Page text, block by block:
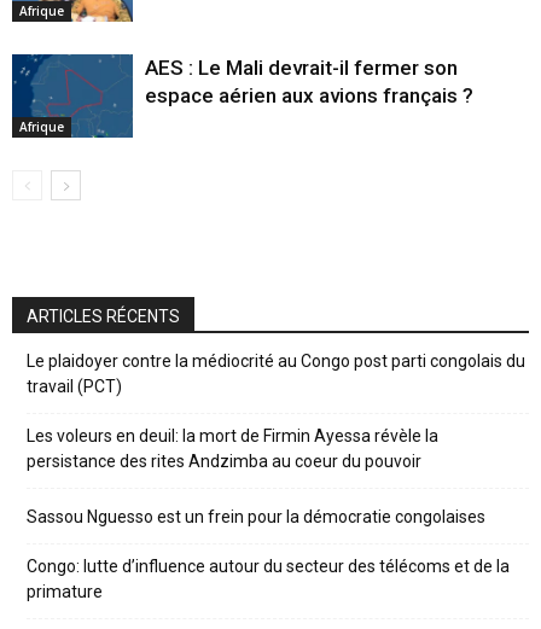
Afrique
Afrique
AES : Le Mali devrait-il fermer son
espace aérien aux avions français ?
ARTICLES RÉCENTS
Le plaidoyer contre la médiocrité au Congo post parti congolais du
travail (PCT)
Les voleurs en deuil: la mort de Firmin Ayessa révèle la
persistance des rites Andzimba au coeur du pouvoir
Sassou Nguesso est un frein pour la démocratie congolaises
Congo: lutte d’influence autour du secteur des télécoms et de la
primature